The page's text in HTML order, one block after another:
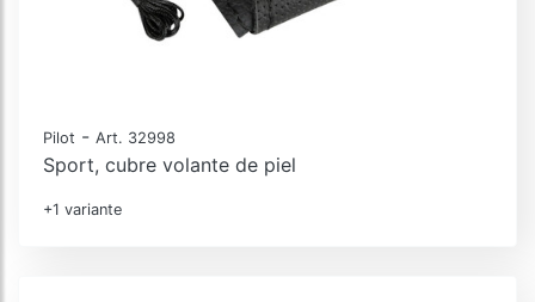
Pilot - Art. 32998
Sport, cubre volante de piel
+1 variante